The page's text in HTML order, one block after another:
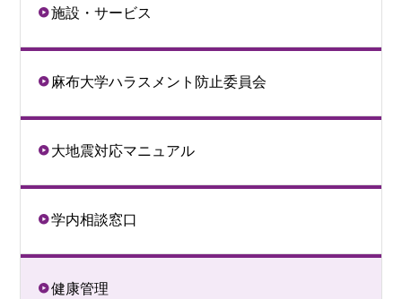
施設・サービス
麻布大学ハラスメント防止委員会
大地震対応マニュアル
学内相談窓口
健康管理